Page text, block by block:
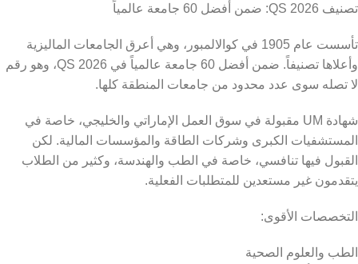
تصنيف QS 2026: ضمن أفضل 60 جامعة عالمياً
تأسست عام 1905 في كوالالمبور، وهي أعرق الجامعات الماليزية
وأعلاها تصنيفاً. ضمن أفضل 60 جامعة عالمياً في QS 2026، وهو رقم
لا تصله سوى عدد محدود من جامعات المنطقة كلها.
شهادة UM مقبولة في سوق العمل الإماراتي والخليجي، خاصة في
المستشفيات الكبرى وشركات الطاقة والمؤسسات المالية. لكن
القبول فيها تنافسي، خاصة في الطب والهندسة، وكثير من الطلاب
يتقدمون غير مستعدين للمتطلبات الفعلية.
التخصصات الأقوى:
الطب والعلوم الصحية